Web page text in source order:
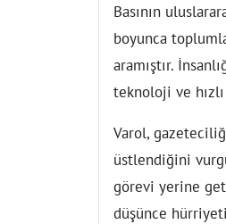
Basının
boyunca
aramıştır.
teknoloji ve
Varol,
üstlendiğini
görevi yerine
düşünce